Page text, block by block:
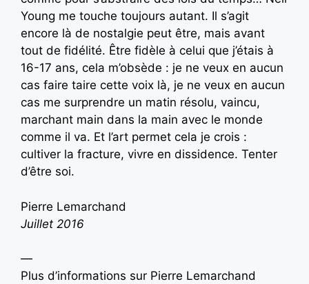
Young me touche toujours autant. Il s’agit
encore là de nostalgie peut être, mais avant
tout de fidélité. Être fidèle à celui que j’étais à
16-17 ans, cela m’obsède : je ne veux en aucun
cas faire taire cette voix là, je ne veux en aucun
cas me surprendre un matin résolu, vaincu,
marchant main dans la main avec le monde
comme il va. Et l’art permet cela je crois :
cultiver la fracture, vivre en dissidence. Tenter
d’être soi.
Pierre Lemarchand
Juillet 2016
—
Plus d’informations sur Pierre Lemarchand